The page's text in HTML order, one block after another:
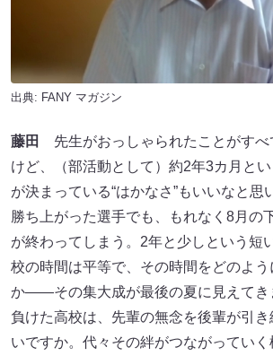
出典: FANY マガジン
藤田
先生がおっしゃられたことがすべ
けど、（部活動として）約2年3カ月と
が決まっている“はかなさ”もいいなと思
勝ち上がった選手でも、もれなく8月の
が終わってしまう。2年と少しという短
校の時間は平等で、その時間をどのよ
か――その集大成が最後の夏に見えてき
負けた高校は、先輩の無念を後輩が引
いですか。代々その絆がつながっていく